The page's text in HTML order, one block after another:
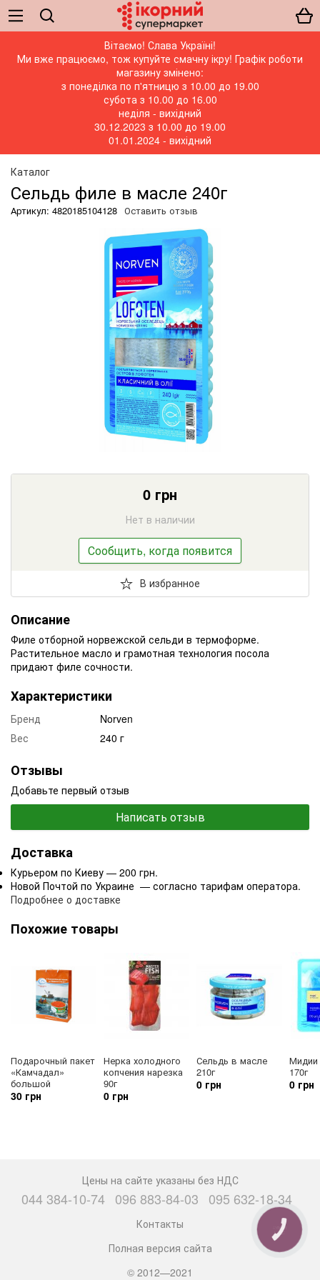
Вітаємо! Слава Україні!
Ми вже працюємо, тож купуйте смачну ікру! Графік роботи
магазину змінено:
з понеділка по п'ятницю з 10.00 до 19.00
субота з 10.00 до 16.00
неділя - вихідний
30.12.2023 з 10.00 до 19.00
01.01.2024 - вихідний
Каталог
Сельдь филе в масле 240г
Артикул: 4820185104128 Оставить отзыв
0 грн
Нет в наличии
Сообщить, когда появится
В избранное
Описание
Филе отборной норвежской сельди в термоформе.
Растительное масло и грамотная технология посола
придают филе сочности.
Характеристики
Бренд
Norven
Вес
240 г
Отзывы
Добавьте первый отзыв
Написать отзыв
Доставка
Курьером по Киеву — 200 грн.
Новой Почтой по Украине — согласно тарифам оператора.
Подробнее о доставке
Похожие товары
Подарочный пакет
«Камчадал»
большой
30 грн
Нерка холодного
копчения нарезка
90г
0 грн
Сельдь в масле
210г
0 грн
Мидии
170г
0 грн
Цены на сайте указаны без НДС
044 384-10-74 096 883-84-03 095 632-18-34
Контакты
Полная версия сайта
© 2012—2021
КНОПКА
СВЯЗИ